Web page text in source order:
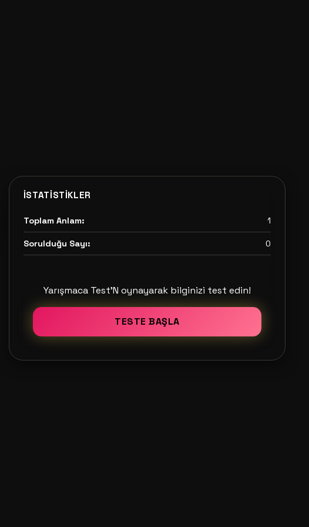
İSTATISTIKLER
Toplam Anlam: 1
Sorulduğu Sayı: 0
Yarışmaca Test'N oynayarak bilginizi test edin!
TESTE BAŞLA